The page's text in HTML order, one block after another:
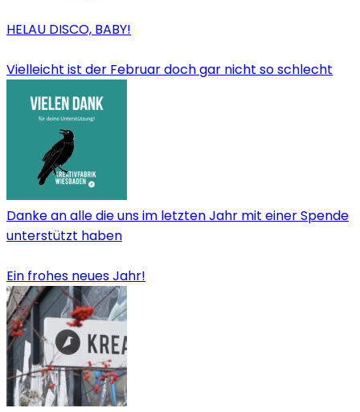
HELAU DISCO, BABY!
Vielleicht ist der Februar doch gar nicht so schlecht
Danke an alle die uns im letzten Jahr mit einer Spende
unterstützt haben
Ein frohes neues Jahr!